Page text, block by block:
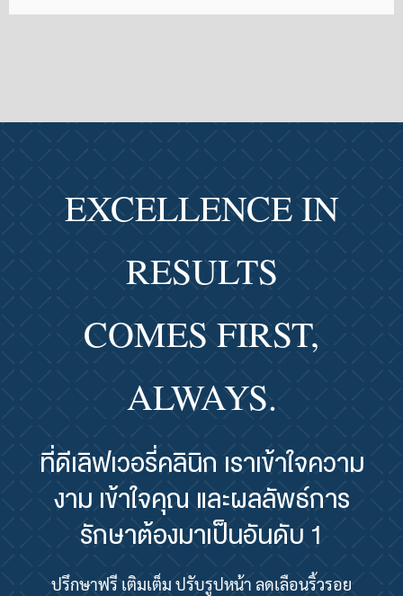
EXCELLENCE IN
RESULTS
COMES FIRST,
ALWAYS.
ที่ดีเลิฟเวอรี่คลินิก เราเข้าใจความ
งาม เข้าใจคุณ และผลลัพธ์การ
รักษาต้องมาเป็นอันดับ 1
ปรึกษาฟรี เติมเต็ม ปรับรูปหน้า ลดเลือนริ้วรอย